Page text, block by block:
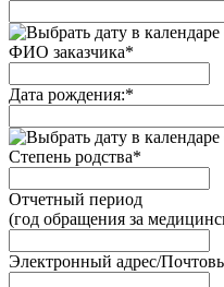
ФИО заказчика*
Дата рождения:*
Степень родства*
Отчетный период
(год обращения за
Электронный адрес/